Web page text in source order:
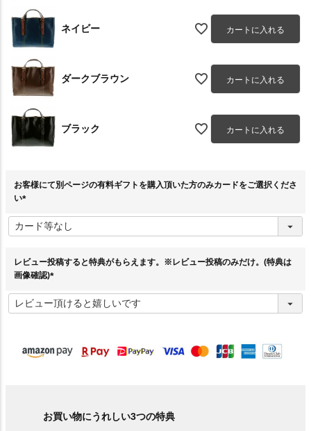
ネイビー カートに入れる
ダークブラウン カートに入れる
ブラック カートに入れる
お客様にて別ページの有料ギフトを購入頂いた方のみカードをご選択くださ
い
必
須
レビュー投稿すると特典がもらえます。※レビュー投稿のみだけ。(特典は
画像確認)
必
須
お買い物にうれしい3つの特典